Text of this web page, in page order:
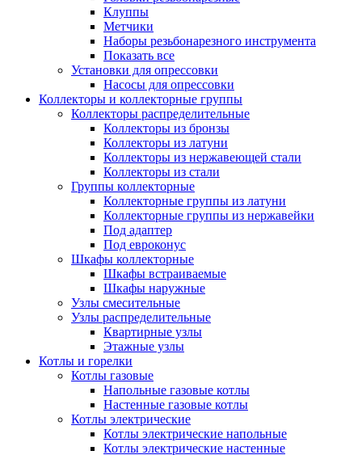
Клуппы
Метчики
Наборы резьбонарезного инструмента
Показать все
Установки для опрессовки
Насосы для опрессовки
Коллекторы и коллекторные группы
Коллекторы распределительные
Коллекторы из бронзы
Коллекторы из латуни
Коллекторы из нержавеющей стали
Коллекторы из стали
Группы коллекторные
Коллекторные группы из латуни
Коллекторные группы из нержавейки
Под адаптер
Под евроконус
Шкафы коллекторные
Шкафы встраиваемые
Шкафы наружные
Узлы смесительные
Узлы распределительные
Квартирные узлы
Этажные узлы
Котлы и горелки
Котлы газовые
Напольные газовые котлы
Настенные газовые котлы
Котлы электрические
Котлы электрические напольные
Котлы электрические настенные